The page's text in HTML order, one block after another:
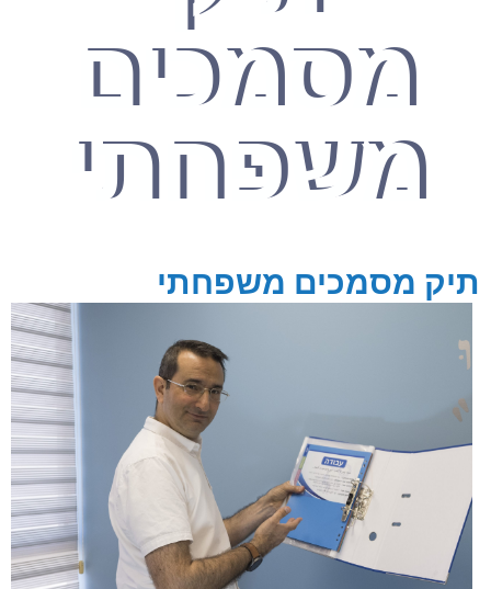
מסמכים
משפחתי
תיק מסמכים משפחתי